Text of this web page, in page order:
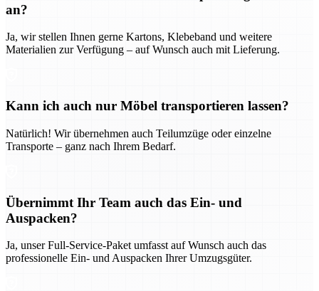
an?
Ja, wir stellen Ihnen gerne Kartons, Klebeband und weitere
Materialien zur Verfügung – auf Wunsch auch mit Lieferung.
Kann ich auch nur Möbel transportieren lassen?
Natürlich! Wir übernehmen auch Teilumzüge oder einzelne
Transporte – ganz nach Ihrem Bedarf.
Übernimmt Ihr Team auch das Ein- und
Auspacken?
Ja, unser Full-Service-Paket umfasst auf Wunsch auch das
professionelle Ein- und Auspacken Ihrer Umzugsgüter.